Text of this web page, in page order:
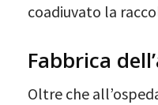
coadiuvato la
Fabbrica
Oltre che